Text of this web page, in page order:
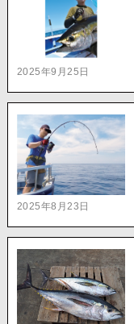
2025年9月25日
2025年8月23日